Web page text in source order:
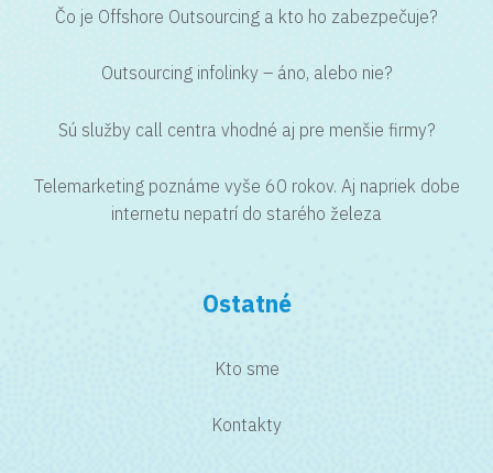
Čo je Offshore Outsourcing a kto ho zabezpečuje?
Outsourcing infolinky – áno, alebo nie?
Sú služby call centra vhodné aj pre menšie firmy?
Telemarketing poznáme vyše 60 rokov. Aj napriek dobe
internetu nepatrí do starého železa
Ostatné
Kto sme
Kontakty